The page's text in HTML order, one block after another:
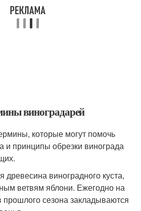
виноградарей
которые могут помочь
и принципы обрезки винограда
древесина виноградного куста,
ветвям яблони. Ежегодно на
прошлого сезона закладываются